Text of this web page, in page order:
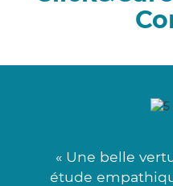
« Une belle
étude